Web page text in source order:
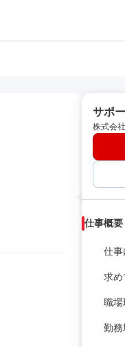
サポ
株式会
仕事概要
仕事
求め
職場
勤務